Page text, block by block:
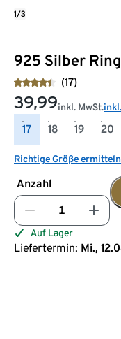
925 Silber
(17)
39,99inkl. MwSt.
17 18 19 20
Richtige Größe ermitteln
Anzahl
Auf Lager
Liefertermin: Mi.,
1/3